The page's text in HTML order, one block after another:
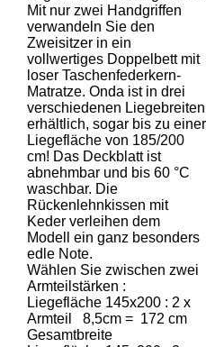
Mit nur zwei Handgriffen
verwandeln Sie den
Zweisitzer in ein
vollwertiges Doppelbett mit
loser Taschenfederkern-
Matratze. Onda ist in drei
verschiedenen Liegebreiten
erhältlich, sogar bis zu einer
Liegefläche von 185/200
cm! Das Deckblatt ist
abnehmbar und bis 60 °C
waschbar. Die
Rückenlehnkissen mit
Keder verleihen dem
Modell ein ganz besonders
edle Note.
Wählen Sie zwischen zwei
Armteilstärken :
Liegefläche 145x200 : 2 x
Armteil 8,5cm = 172 cm
Gesamtbreite